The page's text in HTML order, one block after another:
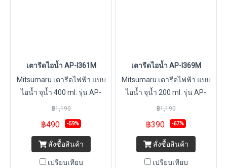
เตารีดไอน้ำ AP-I361M
Mitsumaru เตารีดไฟฟ้า แบบ
ไอน้ำ จุน้ำ 400 ml. รุ่น AP-
I361M [มี 2 สี สีฟ้า สีชมพู] / รับ
ประกัน 2 ปี พร้อมมี มอก.
฿1,190
฿490 -59%
สั่งซื้อสินค้า
เปรียบเทียบ
เตารีดไอน้ำ AP-I369M
Mitsumaru เตารีดไฟฟ้า แบบ
ไอน้ำ จุน้ำ 200 ml. รุ่น AP-
I369M [มี 2 สี สีฟ้า สีแดง] / รับ
ประกัน 2 ปี พร้อมมี มอก.
฿1,190
฿390 -67%
สั่งซื้อสินค้า
เปรียบเทียบ